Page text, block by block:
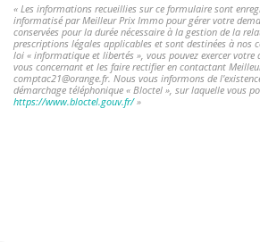
« Les informations recueillies sur ce formulaire sont
informatisé par Meilleur Prix Immo pour gérer votre
conservées pour la durée nécessaire à la gestion de la
prescriptions légales applicables et sont destinées à nos
loi « informatique et libertés », vous pouvez exercer votre
vous concernant et les faire rectifier en contactant
comptac21@orange.fr. Nous vous informons de
démarchage téléphonique « Bloctel », sur laquelle vous
https://www.bloctel.gouv.fr/»